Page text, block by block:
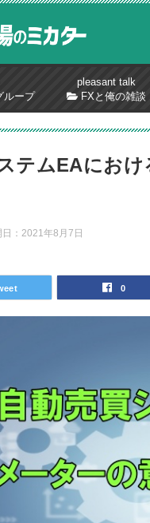
ループ
pleasant talk
FXと俺の雑談
テムEAにお
： 2021年8月7日
0